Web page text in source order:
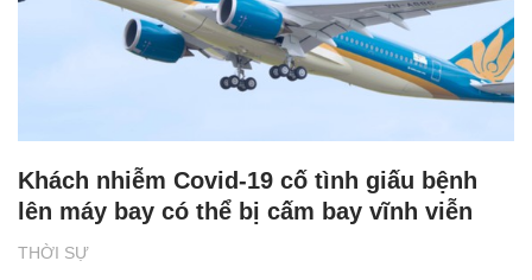
THỜI SỰ
Khách nhiễm Covid-19 cố tình giấu bệnh
lên máy bay có thể bị cấm bay vĩnh viễn